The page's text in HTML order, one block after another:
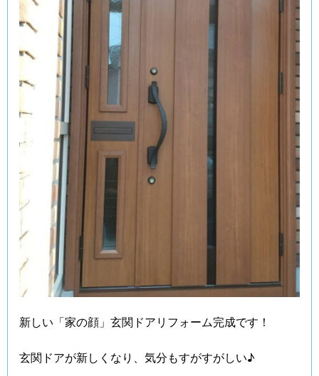
新しい「家の顔」玄関ドアリフォーム完成です！
玄関ドアが新しくなり、気分もすがすがしい♪